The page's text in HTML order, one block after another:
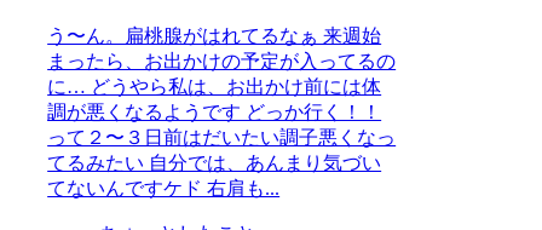
う〜ん。扁桃腺がはれてるなぁ 来週始
まったら、お出かけの予定が入ってるの
に… どうやら私は、お出かけ前には体
調が悪くなるようです どっか行く！！
って２〜３日前はだいたい調子悪くなっ
てるみたい 自分では、あんまり気づい
てないんですケド 右肩も...